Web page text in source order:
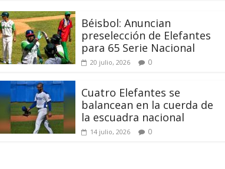
Béisbol: Anuncian
preselección de Elefantes
para 65 Serie Nacional
20 julio, 2026 0
Cuatro Elefantes se
balancean en la cuerda de
la escuadra nacional
14 julio, 2026 0
Responso por el alma
atormentada de Denís
0